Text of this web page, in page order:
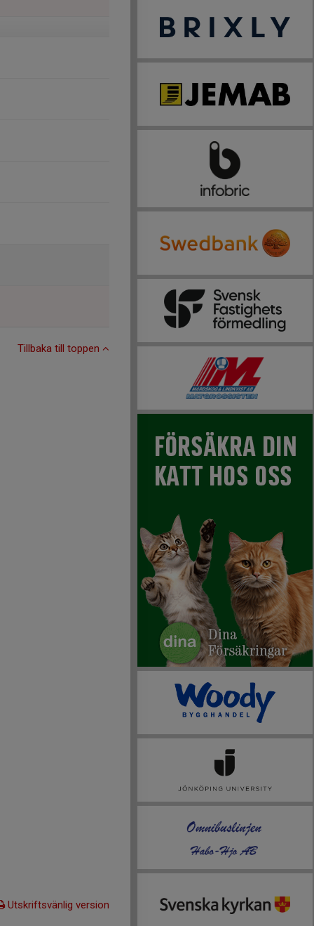
Tillbaka till toppen
Utskriftsvänlig version